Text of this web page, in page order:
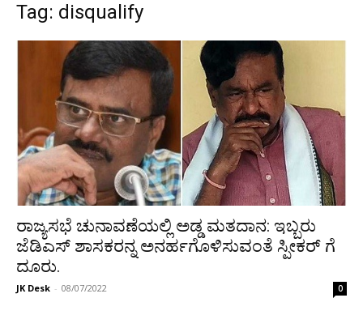
Tag: disqualify
ರಾಜ್ಯಸಭೆ ಚುನಾವಣೆಯಲ್ಲಿ ಅಡ್ಡ ಮತದಾನ: ಇಬ್ಬರು
ಜೆಡಿಎಸ್ ಶಾಸಕರನ್ನ ಅನರ್ಹಗೊಳಿಸುವಂತೆ ಸ್ಪೀಕರ್ ಗೆ
ದೂರು.
JK Desk - 08/07/2022 0